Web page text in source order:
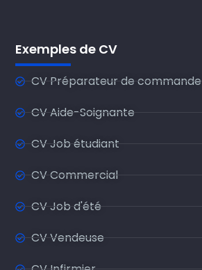
Exemples de CV
CV Préparateur de commande
CV Aide-Soignante
CV Job étudiant
CV Commercial
CV Job d'été
CV Vendeuse